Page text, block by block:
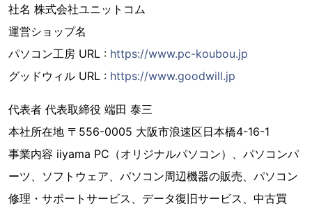
社名 株式会社ユニットコム
運営ショップ名
パソコン工房 URL : https://www.pc-koubou.jp
グッドウィル URL : https://www.goodwill.jp
代表者 代表取締役 端田 泰三
本社所在地 〒556-0005 大阪市浪速区日本橋4-16-1
事業内容 iiyama PC（オリジナルパソコン）、パソコンパ
ーツ、ソフトウェア、パソコン周辺機器の販売、パソコン
修理・サポートサービス、データ復旧サービス、中古買